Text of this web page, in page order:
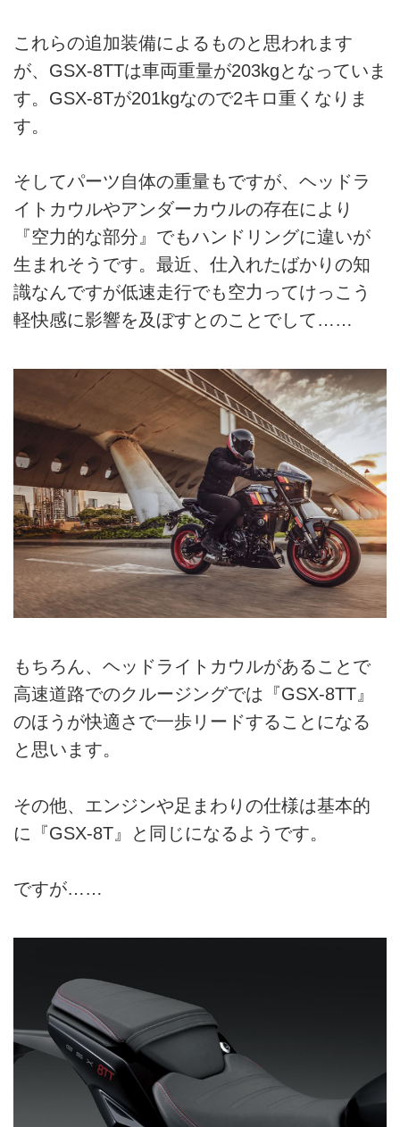
これらの追加装備によるものと思われます
が、GSX-8TTは車両重量が203kgとなっていま
す。GSX-8Tが201kgなので2キロ重くなりま
す。
そしてパーツ自体の重量もですが、ヘッドラ
イトカウルやアンダーカウルの存在により
『空力的な部分』でもハンドリングに違いが
生まれそうです。最近、仕入れたばかりの知
識なんですが低速走行でも空力ってけっこう
軽快感に影響を及ぼすとのことでして……
もちろん、ヘッドライトカウルがあることで
高速道路でのクルージングでは『GSX-8TT』
のほうが快適さで一歩リードすることになる
と思います。
その他、エンジンや足まわりの仕様は基本的
に『GSX-8T』と同じになるようです。
ですが……